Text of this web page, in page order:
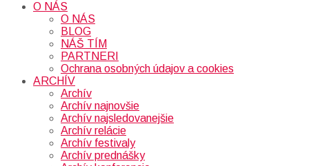
O NÁS
O NÁS
BLOG
NÁŠ TÍM
PARTNERI
Ochrana osobných údajov a cookies
ARCHÍV
Archív
Archív najnovšie
Archív najsledovanejšie
Archív relácie
Archív festivaly
Archív prednášky